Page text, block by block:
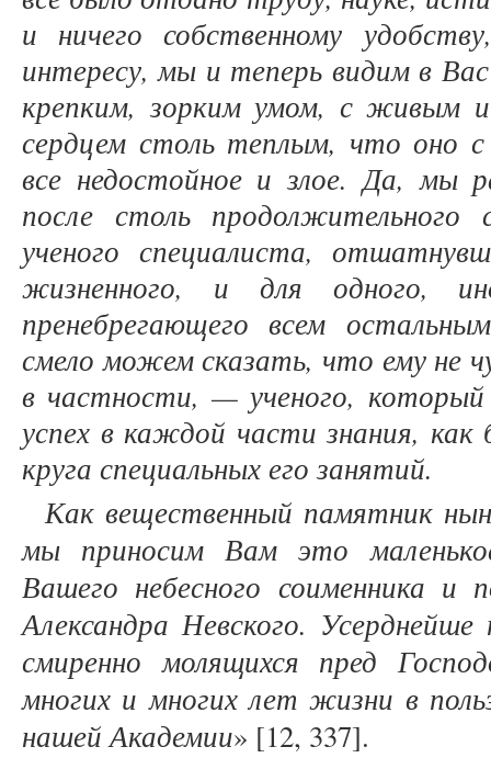
и ничего собственному
интересу, мы и теперь видим в
крепким, зорким умом, с живым
сердцем столь теплым, что оно
все недостойное и злое. Да, мы
после столь продолжительного
ученого специалиста,
жизненного, и для одного,
пренебрегающего всем
смело можем сказать, что ему не
в частности, — ученого,
успех в каждой части знания,
круга специальных его занятий.
Как вещественный памятник
мы приносим Вам это
Вашего небесного соименника и
Александра Невского.
смиренно молящихся пред
многих и многих лет жизни в
нашей Академии» [12, 337].